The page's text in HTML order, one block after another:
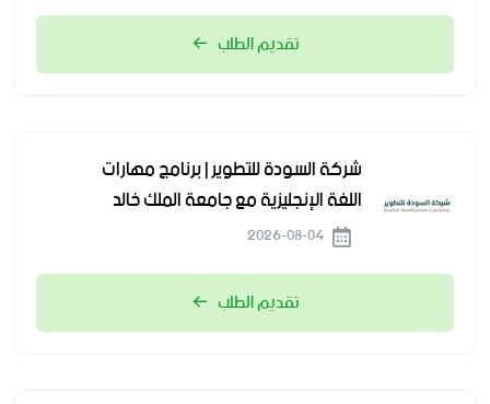
تقديم الطلب
شركة السودة للتطوير | برنامج مهارات
اللغة الإنجليزية مع جامعة الملك خالد
تقديم الطلب